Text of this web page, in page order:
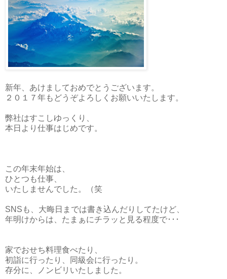
新年、あけましておめでとうございます。
２０１７年もどうぞよろしくお願いいたします。
弊社はすこしゆっくり、
本日より仕事はじめです。
この年末年始は、
ひとつも仕事、
いたしませんでした。（笑
SNSも、大晦日までは書き込んだりしてたけど、
年明けからは、たまぁにチラッと見る程度で･･･
家でおせち料理食べたり、
初詣に行ったり、同級会に行ったり。
存分に、ノンビリいたしました。